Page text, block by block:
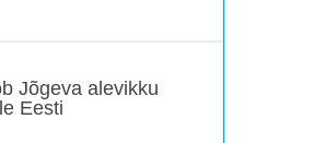
Jõgeva alevikku
Eesti